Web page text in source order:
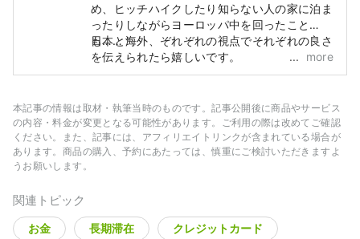
め、ヒッチハイクしたり知らない人の家に泊ま
ったりしながらヨーロッパ中を回ったこと
も……！
日本と海外、ぞれぞれの視点でそれぞれの良さ
を伝えられたら嬉しいです。
more
本記事の情報は取材・執筆当時のものです。記事公開後に商品やサービス
の内容・料金が変更となる可能性があります。ご利用の際は改めてご確認
ください。また、記事には、アフィリエイトリンクが含まれている場合が
あります。商品の購入、予約にあたっては、慎重にご検討いただきますよ
うお願いします。
関連トピック
お金 長期滞在 クレジットカード